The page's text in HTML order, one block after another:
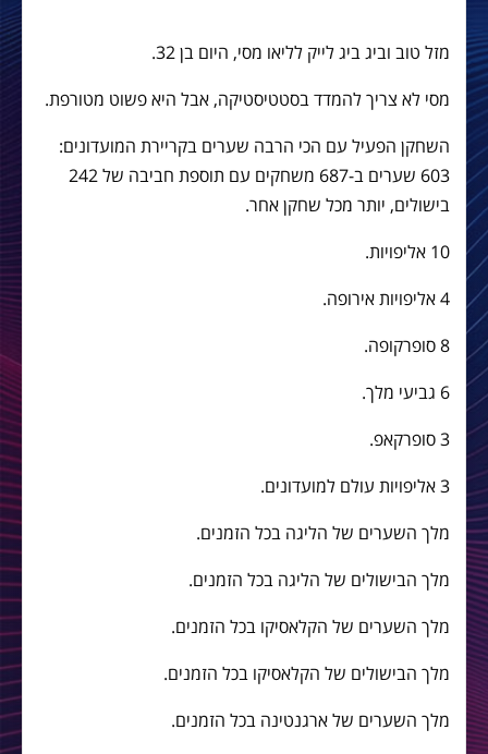
מזל טוב וביג ביג לייק לליאו מסי, היום בן 32.
מסי לא צריך להמדד בסטטיסטיקה, אבל היא פשוט מטורפת.
השחקן הפעיל עם הכי הרבה שערים בקריירת המועדונים:
603 שערים ב-687 משחקים עם תוספת חביבה של 242
בישולים, יותר מכל שחקן אחר.
10 אליפויות.
4 אליפויות אירופה.
8 סופרקופה.
6 גביעי מלך.
3 סופרקאפ.
3 אליפויות עולם למועדונים.
מלך השערים של הליגה בכל הזמנים.
מלך הבישולים של הליגה בכל הזמנים.
מלך השערים של הקלאסיקו בכל הזמנים.
מלך הבישולים של הקלאסיקו בכל הזמנים.
מלך השערים של ארגנטינה בכל הזמנים.